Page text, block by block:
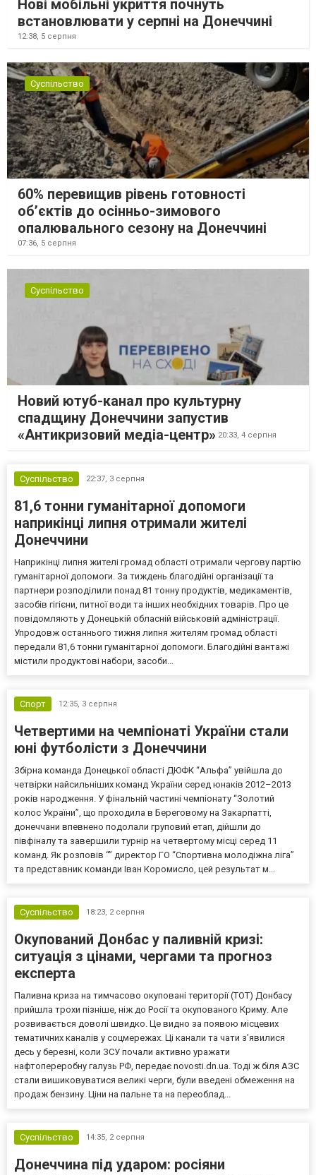
Нові мобільні укриття почнуть
встановлювати у серпні на Донеччині
12:38, 5 серпня
Суспільство
60% перевищив рівень готовності
об’єктів до осінньо-зимового
опалювального сезону на Донеччині
07:36, 5 серпня
Суспільство
Новий ютуб-канал про культурну
спадщину Донеччини запустив
«Антикризовий медіа-центр» 20:33, 4 серпня
Суспільство 22:37, 3 серпня
81,6 тонни гуманітарної допомоги
наприкінці липня отримали жителі
Донеччини
Наприкінці липня жителі громад області отримали чергову партію
гуманітарної допомоги. За тиждень благодійні організації та
партнери розподілили понад 81 тонну продуктів, медикаментів,
засобів гігієни, питної води та інших необхідних товарів. Про це
повідомляють у Донецькій обласній військовій адміністрації.
Упродовж останнього тижня липня жителям громад області
передали 81,6 тонни гуманітарної допомоги. Благодійні вантажі
містили продуктові набори, засоби...
Спорт 12:35, 3 серпня
Четвертими на чемпіонаті України стали
юні футболісти з Донеччини
Збірна команда Донецької області ДЮФК “Альфа” увійшла до
четвірки найсильніших команд України серед юнаків 2012–2013
років народження. У фінальній частині чемпіонату “Золотий
колос України”, що проходила в Береговому на Закарпатті,
донеччани впевнено подолали груповий етап, дійшли до
півфіналу та завершили турнір на четвертому місці серед 11
команд. Як розповів “” директор ГО “Спортивна молодіжна ліга”
та представник команди Іван Коромисло, цей результат м...
Суспільство 18:23, 2 серпня
Окупований Донбас у паливній кризі:
ситуація з цінами, чергами та прогноз
експерта
Паливна криза на тимчасово окуповані території (ТОТ) Донбасу
прийшла трохи пізніше, ніж до Росії та окупованого Криму. Але
розвивається доволі швидко. Це видно за появою місцевих
тематичних каналів у соцмережах. Ці канали та чати з’явилися
десь у березні, коли ЗСУ почали активно уражати
нафтопереробну галузь РФ, передає novosti.dn.ua. Тоді ж біля АЗС
стали вишиковуватися великі черги, були введені обмеження на
продаж бензину. Ціни на пальне та на переоблад...
Суспільство 14:35, 2 серпня
Донеччина під ударом: росіяни